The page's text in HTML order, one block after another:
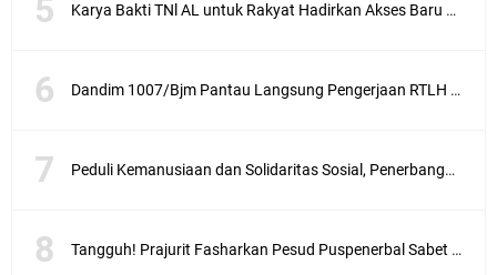
Karya Bakti TNl AL untuk Rakyat Hadirkan Akses Baru Jembatan Gantung di Negeri Tawiri
Dandim 1007/Bjm Pantau Langsung Pengerjaan RTLH Dalam Rangka HUT ke - 66 Kodam VI/Mlw
Peduli Kemanusiaan dan Solidaritas Sosial, Penerbangan TNI AL Tanjungpinang Ajak Masyarakat Bhakti Sosial Donor Darah
Tangguh! Prajurit Fasharkan Pesud Puspenerbal Sabet Juara 2 di Piala Walikota Surabaya